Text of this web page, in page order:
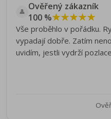
👤 Ověřený zákazník
100 %★★★★★
Vše proběhlo v pořádku.
vypadají dobře. Zatím
uvidím, jestli vydrží